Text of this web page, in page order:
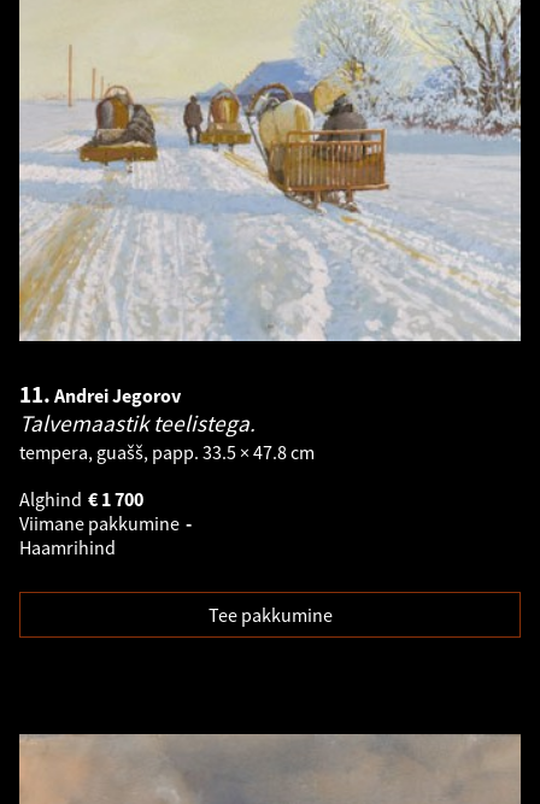
11. Andrei Jegorov
Talvemaastik teelistega.
tempera, guašš, papp. 33.5 × 47.8 cm
Alghind
1 700
€
Viimane pakkumine -
Haamrihind
Tee pakkumine